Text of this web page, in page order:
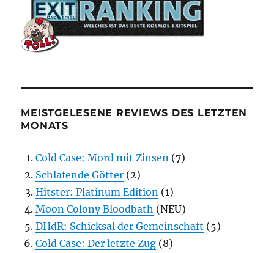
MEISTGELESENE REVIEWS DES LETZTEN
MONATS
Cold Case: Mord mit Zinsen (7)
Schlafende Götter (2)
Hitster: Platinum Edition (1)
Moon Colony Bloodbath (NEU)
DHdR: Schicksal der Gemeinschaft (5)
Cold Case: Der letzte Zug (8)